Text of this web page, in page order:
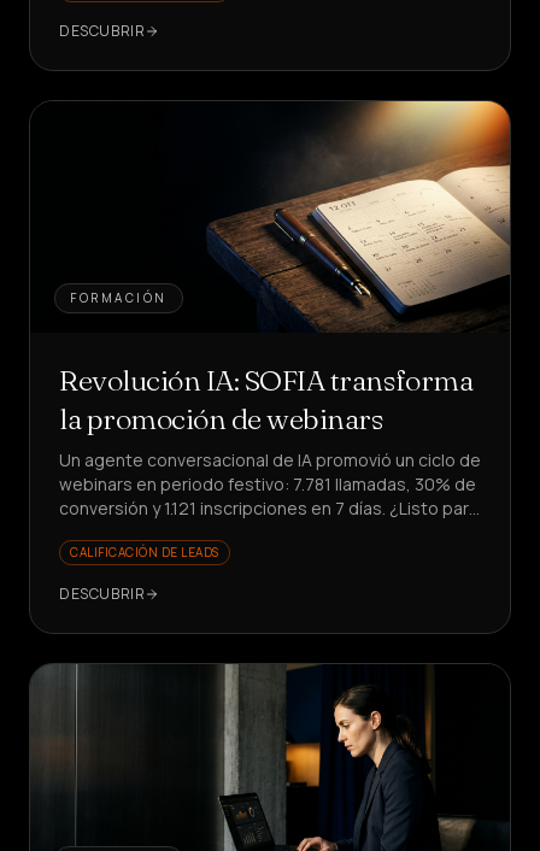
DESCUBRIR
FORMACIÓN
Revolución IA: SOFIA transforma
la promoción de webinars
Un agente conversacional de IA promovió un ciclo de
webinars en periodo festivo: 7.781 llamadas, 30% de
conversión y 1.121 inscripciones en 7 días. ¿Listo para
CALIFICACIÓN DE LEADS
DESCUBRIR